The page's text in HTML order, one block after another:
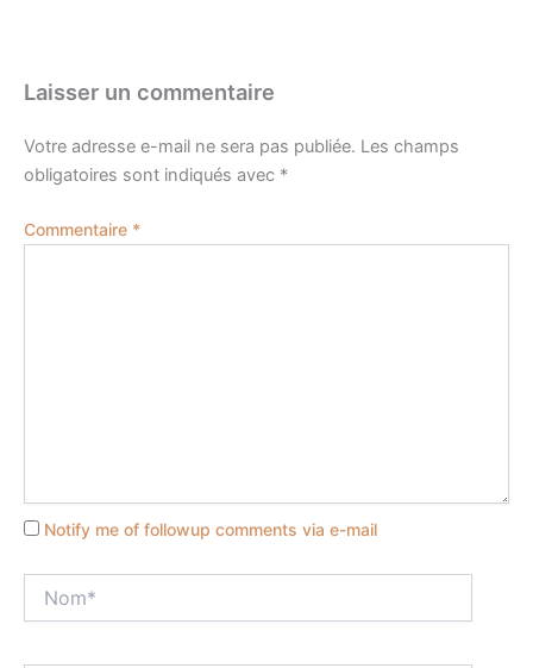
Laisser un commentaire
Votre adresse e-mail ne sera pas publiée. Les champs
obligatoires sont indiqués avec *
Commentaire *
Notify me of followup comments via e-mail